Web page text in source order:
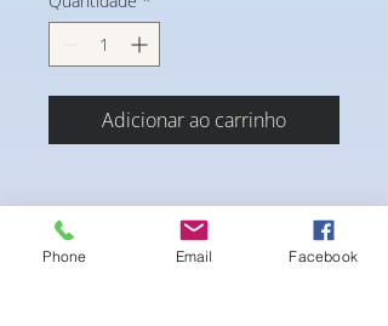
Adicionar ao carrinho
Phone Email Facebook